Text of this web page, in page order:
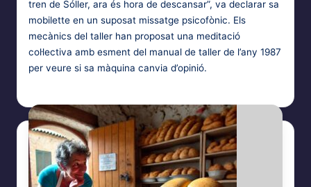
tren de Sóller, ara és hora de descansar”, va declarar sa
mobilette en un suposat missatge psicofònic. Els
mecànics del taller han proposat una meditació
col·lectiva amb esment del manual de taller de l’any 1987
per veure si sa màquina canvia d’opinió.